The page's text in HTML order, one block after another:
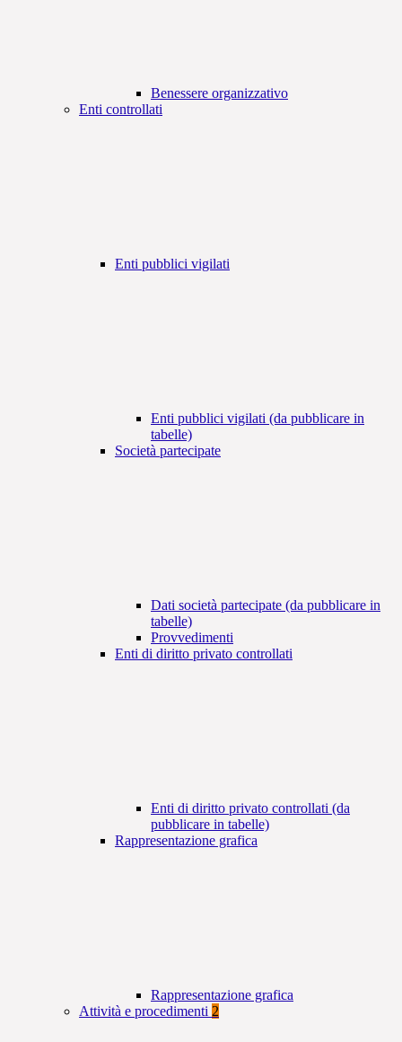
Benessere organizzativo
Enti controllati
Enti pubblici vigilati
Enti pubblici vigilati (da pubblicare in
tabelle)
Società partecipate
Dati società partecipate (da pubblicare in
tabelle)
Provvedimenti
Enti di diritto privato controllati
Enti di diritto privato controllati (da
pubblicare in tabelle)
Rappresentazione grafica
Rappresentazione grafica
Attività e procedimenti 2